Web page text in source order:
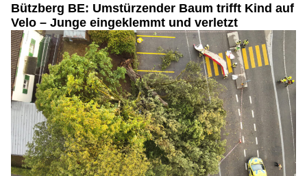
Bützberg BE: Umstürzender Baum trifft Kind auf
Velo – Junge eingeklemmt und verletzt